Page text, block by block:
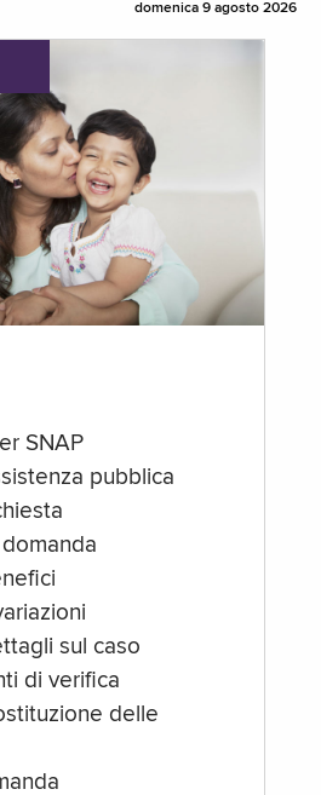
domenica 9 agosto 2026
SNAP
pubblica
sul caso
di verifica
delle